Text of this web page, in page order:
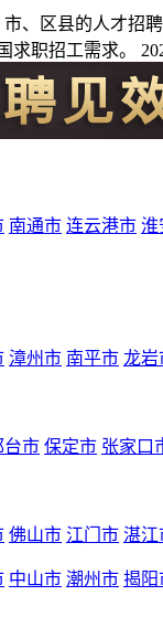
、区县的人才
职招工需求。
南通市 连云港市 淮
漳州市 南平市 龙岩
台市 保定市 张家口
佛山市 江门市 湛江
中山市 潮州市 揭阳